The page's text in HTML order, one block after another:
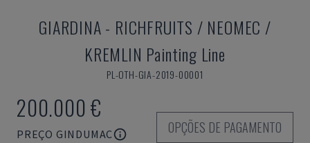
GIARDINA- RICHFRUITS / NEOMEC /
KREMLIN Painting Line
PL-OTH-GIA-2019-00001
200.000 €
PREÇO GINDUMAC
OPÇÕES DE PAGAMENTO